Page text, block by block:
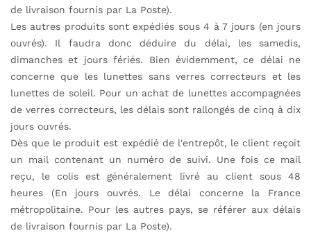
de livraison fournis par La Poste).
Les autres produits sont expédiés sous 4 à 7 jours (en jours
ouvrés). Il faudra donc déduire du délai, les samedis,
dimanches et jours fériés. Bien évidemment, ce délai ne
concerne que les lunettes sans verres correcteurs et les
lunettes de soleil. Pour un achat de lunettes accompagnées
de verres correcteurs, les délais sont rallongés de cinq à dix
jours ouvrés.
Dès que le produit est expédié de l'entrepôt, le client reçoit
un mail contenant un numéro de suivi. Une fois ce mail
reçu, le colis est généralement livré au client sous 48
heures (En jours ouvrés. Le délai concerne la France
métropolitaine. Pour les autres pays, se référer aux délais
de livraison fournis par La Poste).